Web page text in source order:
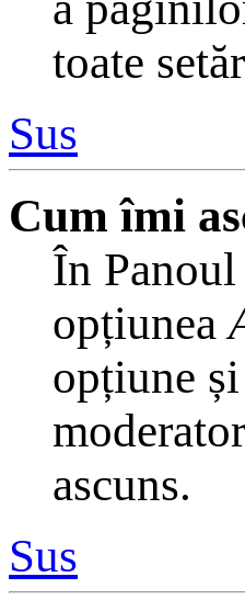
toate
Sus
Cum îmi
În
opțiunea
opțiune
ascuns.
Sus